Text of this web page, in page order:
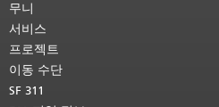
머지 내용은 모든 페이지에 반복됩니
다.메인 콘텐츠 상단으로 돌아가려면
여기를 클릭하십시오
무니
서비스
프로젝트
이동 수단
SF 311